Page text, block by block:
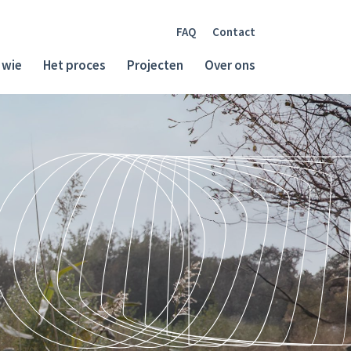
FAQ Contact
Het proces Projecten Over ons